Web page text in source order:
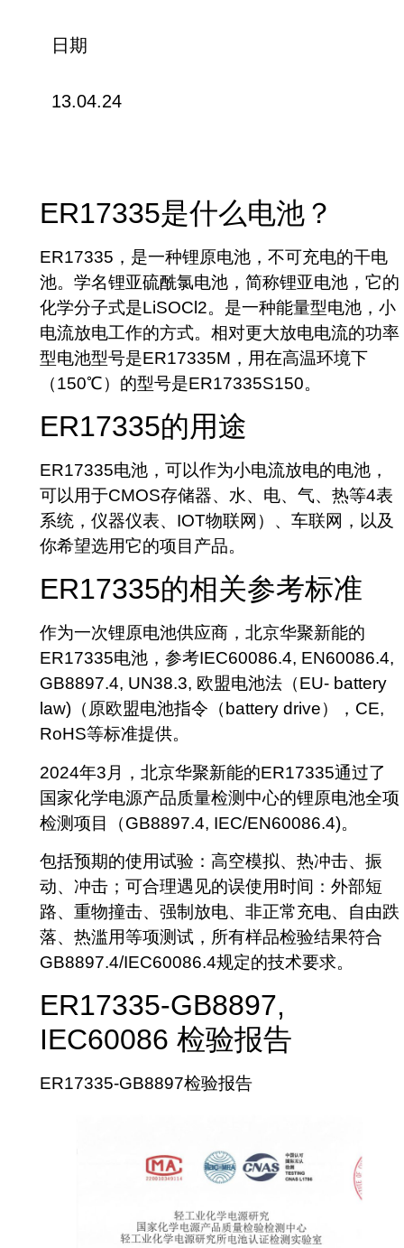
日期
13.04.24
ER17335是什么电池？
ER17335，是一种锂原电池，不可充电的干电
池。学名锂亚硫酰氯电池，简称锂亚电池，它的
化学分子式是LiSOCl2。是一种能量型电池，小
电流放电工作的方式。相对更大放电电流的功率
型电池型号是ER17335M，用在高温环境下
（150℃）的型号是ER17335S150。
ER17335的用途
ER17335电池，可以作为小电流放电的电池，
可以用于CMOS存储器、水、电、气、热等4表
系统，仪器仪表、IOT物联网）、车联网，以及
你希望选用它的项目产品。
ER17335的相关参考标准
作为一次锂原电池供应商，北京华聚新能的
ER17335电池，参考IEC60086.4, EN60086.4,
GB8897.4, UN38.3, 欧盟电池法（EU- battery
law)（原欧盟电池指令（battery drive），CE,
RoHS等标准提供。
2024年3月，北京华聚新能的ER17335通过了
国家化学电源产品质量检测中心的锂原电池全项
检测项目（GB8897.4, IEC/EN60086.4)。
包括预期的使用试验：高空模拟、热冲击、振
动、冲击；可合理遇见的误使用时间：外部短
路、重物撞击、强制放电、非正常充电、自由跌
落、热滥用等项测试，所有样品检验结果符合
GB8897.4/IEC60086.4规定的技术要求。
ER17335-GB8897,
IEC60086 检验报告
ER17335-GB8897检验报告